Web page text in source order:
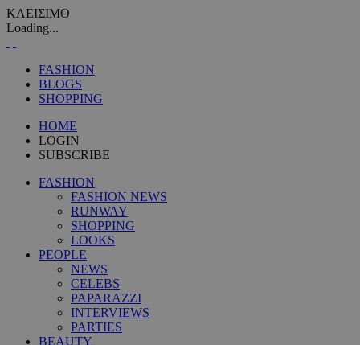
ΚΛΕΙΣΙΜΟ
Loading...
FASHION
BLOGS
SHOPPING
HOME
LOGIN
SUBSCRIBE
FASHION
FASHION NEWS
RUNWAY
SHOPPING
LOOKS
PEOPLE
NEWS
CELEBS
PAPARAZZI
INTERVIEWS
PARTIES
BEAUTY